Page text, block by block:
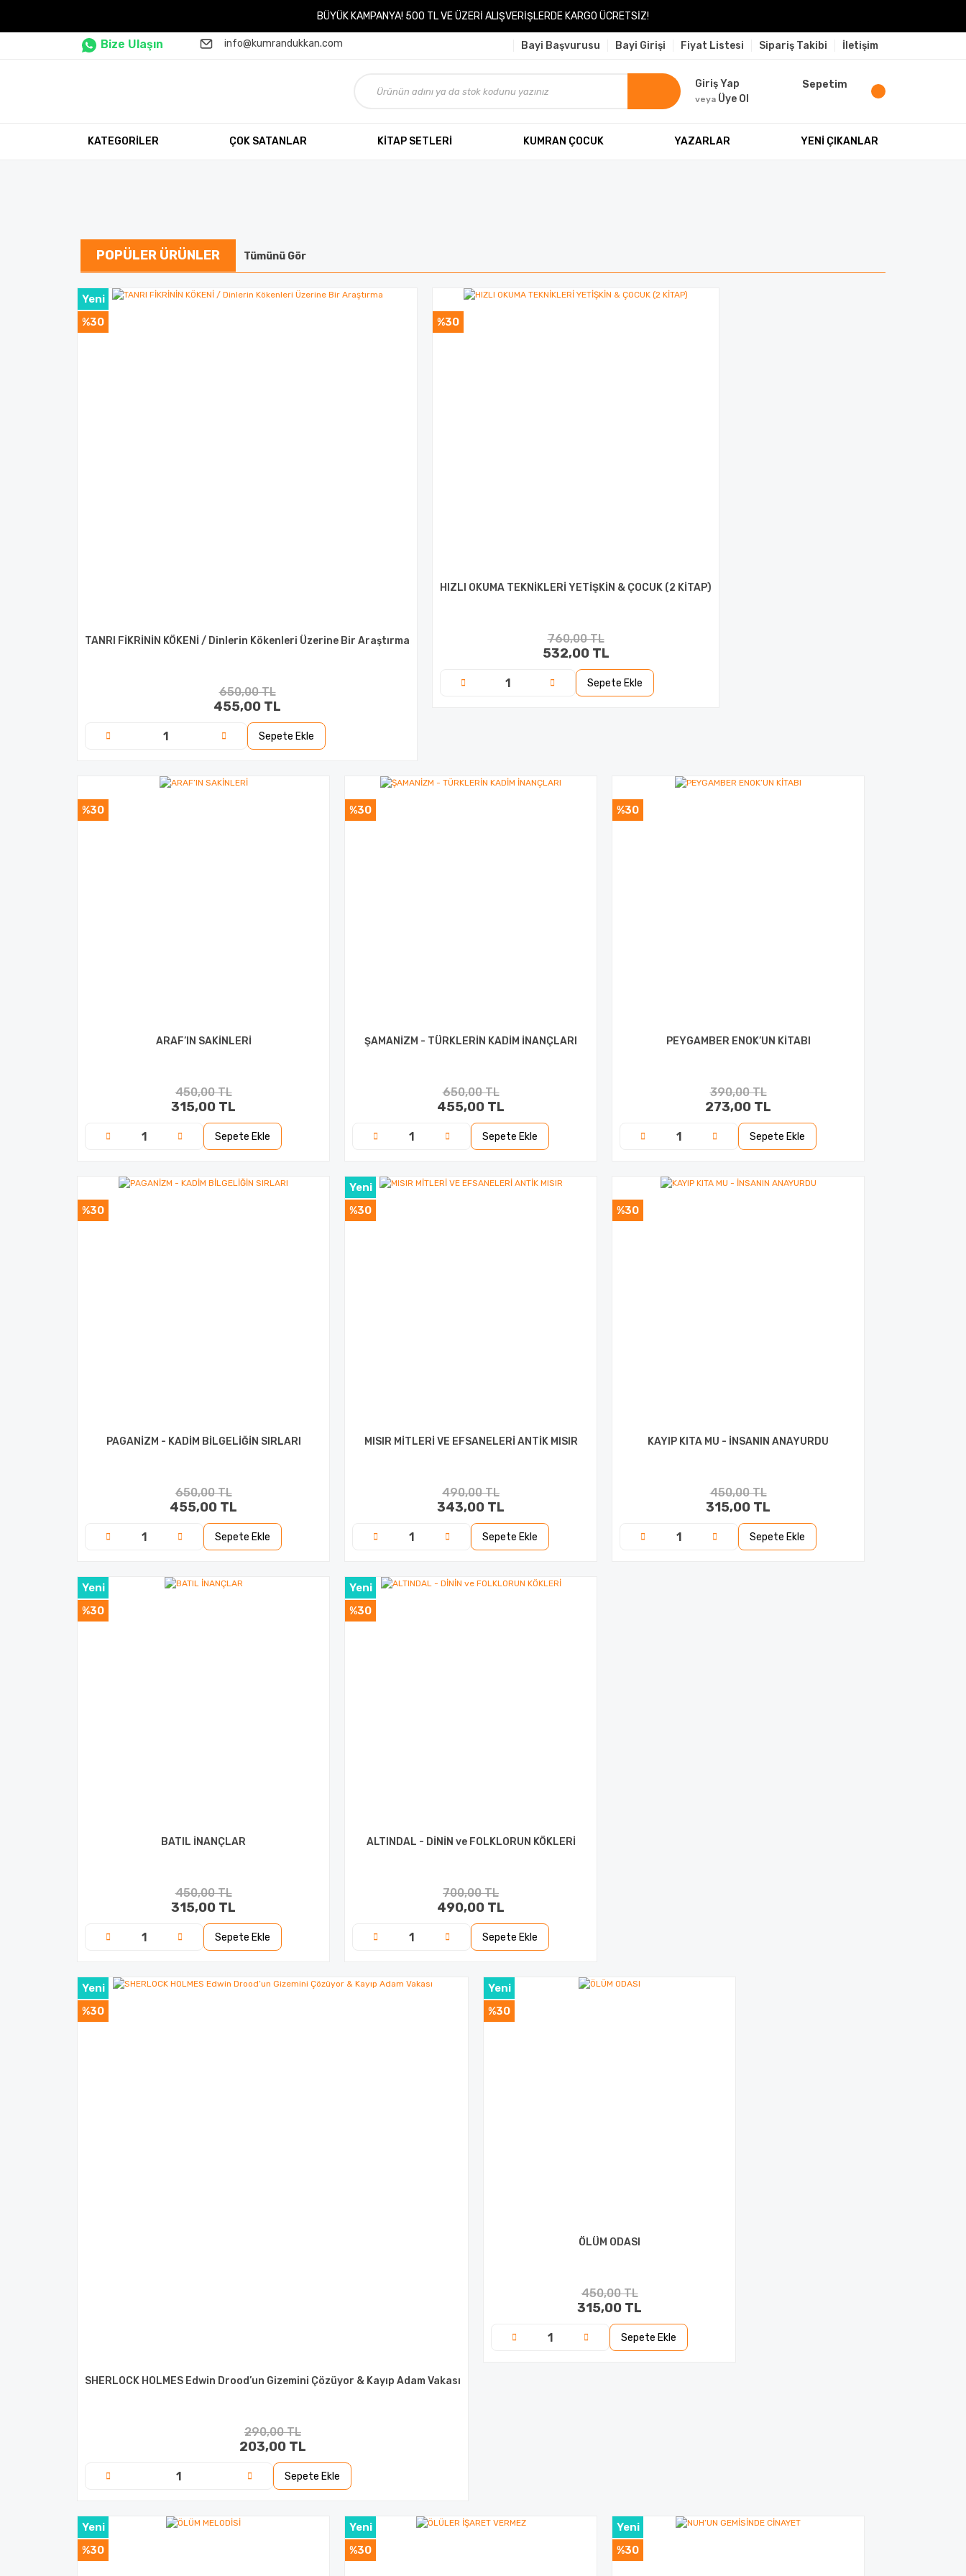
BÜYÜK KAMPANYA! 500 TL VE ÜZERİ ALIŞVERİŞLERDE KARGO ÜCRETSİZ!
Bize Ulaşın info@kumrandukkan.com Bayi Başvurusu Bayi Girişi Fiyat Listesi Sipariş Takibi İletişim
Giriş Yap
veya Üye Ol
Sepetim
KATEGORİLER ÇOK SATANLAR KİTAP SETLERİ KUMRAN ÇOCUK YAZARLAR YENİ ÇIKANLAR
POPÜLER ÜRÜNLER Tümünü Gör
%30
Yeni
TANRI FİKRİNİN KÖKENİ / Dinlerin Kökenleri Üzerine Bir Araştırma
650,00 TL
455,00 TL
Sepete Ekle
%30
HIZLI OKUMA TEKNİKLERİ YETİŞKİN & ÇOCUK (2 KİTAP)
760,00 TL
532,00 TL
Sepete Ekle
%30
ARAF’IN SAKİNLERİ
450,00 TL
315,00 TL
Sepete Ekle
%30
ŞAMANİZM - TÜRKLERİN KADİM İNANÇLARI
650,00 TL
455,00 TL
Sepete Ekle
%30
PEYGAMBER ENOK’UN KİTABI
390,00 TL
273,00 TL
Sepete Ekle
%30
PAGANİZM - KADİM BİLGELİĞİN SIRLARI
650,00 TL
455,00 TL
Sepete Ekle
%30
Yeni
MISIR MİTLERİ VE EFSANELERİ ANTİK MISIR
490,00 TL
343,00 TL
Sepete Ekle
%30
KAYIP KITA MU - İNSANIN ANAYURDU
450,00 TL
315,00 TL
Sepete Ekle
%30
Yeni
BATIL İNANÇLAR
450,00 TL
315,00 TL
Sepete Ekle
%30
Yeni
ALTINDAL - DİNİN ve FOLKLORUN KÖKLERİ
700,00 TL
490,00 TL
Sepete Ekle
%30
Yeni
SHERLOCK HOLMES Edwin Drood’un Gizemini Çözüyor & Kayıp Adam Vakası
290,00 TL
203,00 TL
Sepete Ekle
%30
Yeni
ÖLÜM ODASI
450,00 TL
315,00 TL
Sepete Ekle
%30
Yeni
%30
Yeni
%30
Yeni